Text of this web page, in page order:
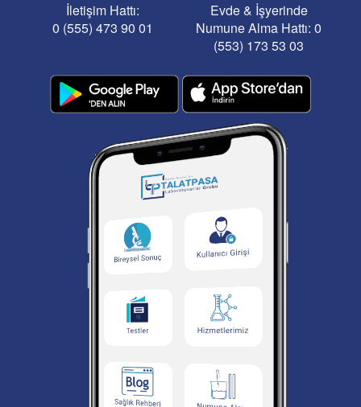
İletişim Hattı:
0 (555) 473 90 01
Evde & İşyerinde
Numune Alma Hattı: 0
(553) 173 53 03